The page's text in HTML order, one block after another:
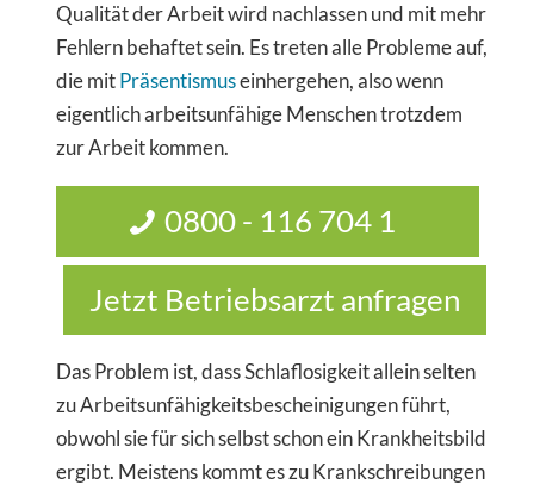
Qualität der Arbeit wird nachlassen und mit mehr
Fehlern behaftet sein. Es treten alle Probleme auf,
die mitPräsentismuseinhergehen, also wenn
eigentlich arbeitsunfähige Menschen trotzdem
zur Arbeit kommen.
0800 - 116 704 1
Jetzt Betriebsarzt anfragen
Das Problem ist, dass Schlaflosigkeit allein selten
zu Arbeitsunfähigkeitsbescheinigungen führt,
obwohl sie für sich selbst schon ein Krankheitsbild
ergibt. Meistens kommt es zu Krankschreibungen